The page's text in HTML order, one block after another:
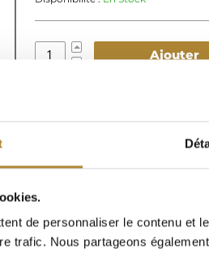
de personnaliser le contenu et
trafic. Nous partageons
Ajouter
du Mas Neuf, au bord de la
traditionnelle, la famille
Vignoble :
Muscat »), repose sur des
caillouteuses du massif de la